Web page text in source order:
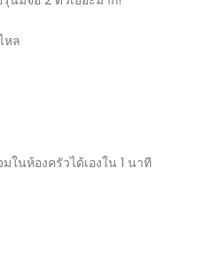
หล
นห้องครัวได้เองใน 1 นาที